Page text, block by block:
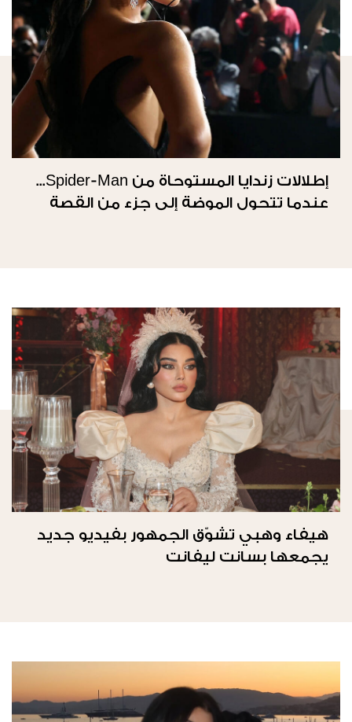
إطلالات زندايا المستوحاة من Spider-Man...
عندما تتحول الموضة إلى جزء من القصة
هيفاء وهبي تشوّق الجمهور بفيديو جديد
يجمعها بسانت ليفانت